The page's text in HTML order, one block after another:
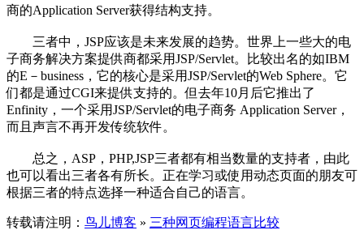
商的Application Server获得结构支持。
三者中，JSP应该是未来发展的趋势。世界上一些大的电
子商务解决方案提供商都采用JSP/Servlet。比较出名的如IBM
的E－business，它的核心是采用JSP/Servlet的Web Sphere。它
们都是通过CGI来提供支持的。但去年10月后它推出了
Enfinity，一个采用JSP/Servlet的电子商务 Application Server，
而且声言不再开发传统软件。
总之，ASP，PHP,JSP三者都有相当数量的支持者，由此
也可以看出三者各有所长。正在学习或使用动态页面的朋友可
根据三者的特点选择一种适合自己的语言。
转载请注明： 鸟儿博客 » 三种网页编程语言比较